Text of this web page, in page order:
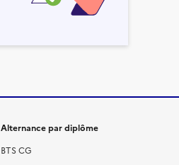
Alternance par diplôme
BTS CG